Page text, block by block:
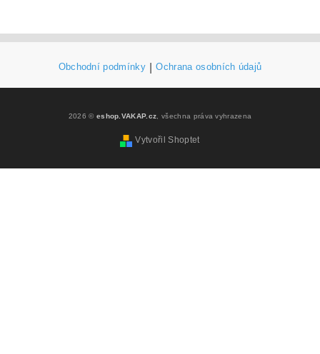
Obchodní podmínky Ochrana osobních údajů
2026 © eshop.VAKAP.cz , všechna práva vyhrazena
Vytvořil Shoptet